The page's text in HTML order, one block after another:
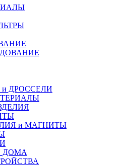
ДРОССЕЛИ
и МАГНИТЫ
ДОМА